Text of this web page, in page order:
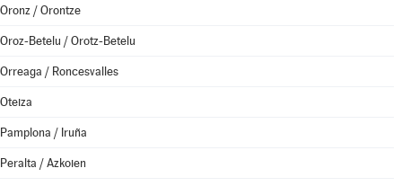
Oronz / Orontze
Oroz-Betelu / Orotz-Betelu
Orreaga / Roncesvalles
Oteiza
Pamplona / Iruña
Peralta / Azkoien